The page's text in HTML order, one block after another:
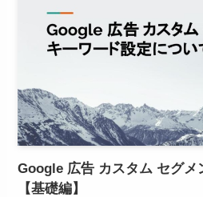
Google 広告 カスタム セグメ
【基礎編】